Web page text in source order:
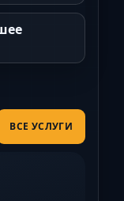
ВСЕ УСЛУГИ